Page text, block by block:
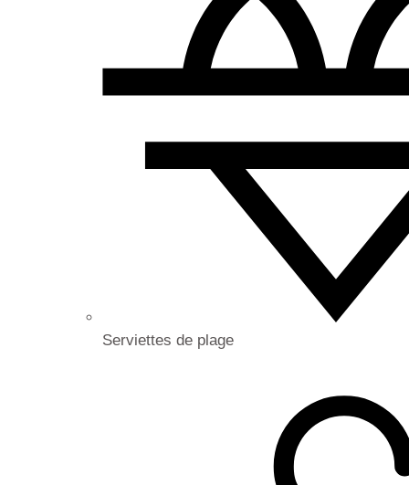
Serviettes de plage